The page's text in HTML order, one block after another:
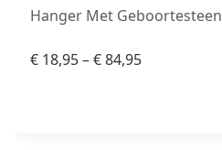
Hanger Met
€ 18,95–€84,95